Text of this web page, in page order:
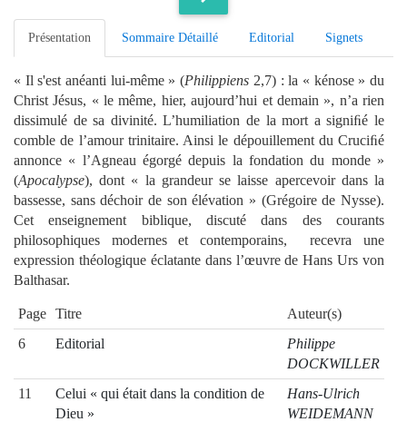
Présentation Sommaire Détaillé Editorial Signets
« Il s'est anéanti lui-même » (Philippiens 2,7) : la « kénose » du
Christ Jésus, « le même, hier, aujourd’hui et demain », n’a rien
dissimulé de sa divinité. L’humiliation de la mort a signiﬁé le
comble de l’amour trinitaire. Ainsi le dépouillement du Cruciﬁé
annonce « l’Agneau égorgé depuis la fondation du monde »
(Apocalypse), dont « la grandeur se laisse apercevoir dans la
bassesse, sans déchoir de son élévation » (Grégoire de Nysse).
Cet enseignement biblique, discuté dans des courants
philosophiques modernes et contemporains, recevra une
expression théologique éclatante dans l’œuvre de Hans Urs von
Balthasar.
Page Titre
Auteur(s)
6
Editorial
Philippe
DOCKWILLER
11
Celui « qui était dans la condition de
Dieu »
Hans-Ulrich
WEIDEMANN